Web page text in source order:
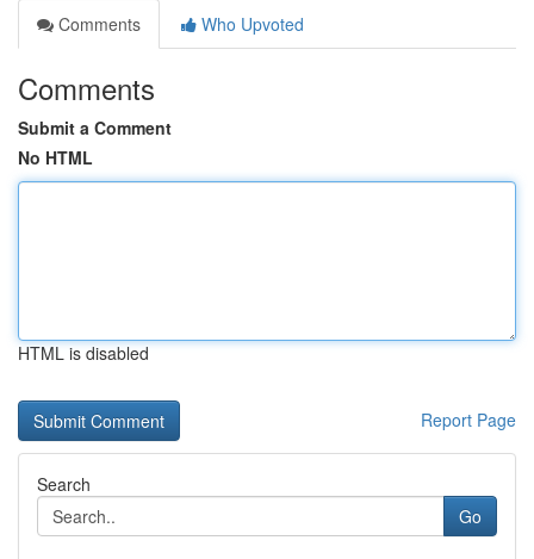
Comments
Who Upvoted
Comments
Submit a Comment
No HTML
HTML is disabled
Report Page
Search
Go